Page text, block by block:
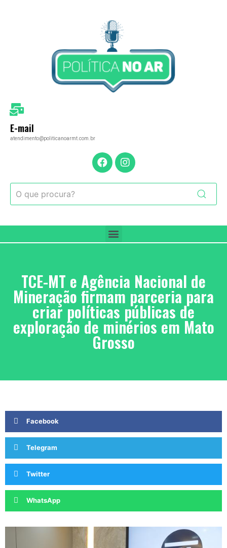
E-mail
atendimento@politicanoarmt.com.br
TCE-MT e Agência Nacional de
Mineração firmam parceria para
criar políticas públicas de
exploração de minérios em Mato
Grosso
Facebook
Telegram
Twitter
WhatsApp